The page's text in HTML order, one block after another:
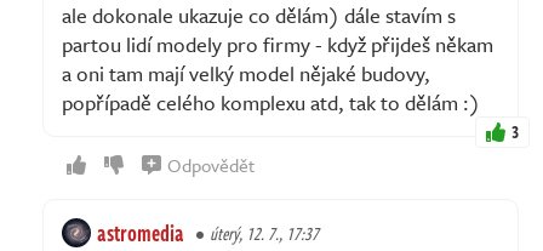
ale dokonale ukazuje co dělám) dále stavím s
partou lidí modely pro firmy - když přijdeš někam
a oni tam mají velký model nějaké budovy,
popřípadě celého komplexu atd, tak to dělám :)
3
Odpovědět
astromedia úterý, 12. 7., 17:37